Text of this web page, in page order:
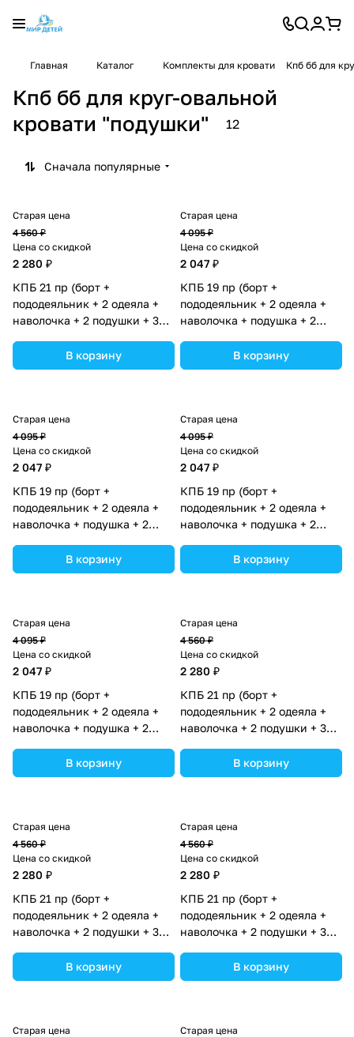
Главная Каталог Комплекты для кровати Кпб бб для
Кпб бб для круг-овальной
кровати "подушки"
12
Сначала популярные
Старая цена
4 560 ₽
Цена со скидкой
2 280 ₽
КПБ 21 пр (борт +
пододеяльник + 2 одеяла +
наволочка + 2 подушки + 3
(№1150-О-1бб_02) цвета в
ассортименте.
В корзину
Старая цена
4 095 ₽
Цена со скидкой
2 047 ₽
КПБ 19 пр (борт +
пододеяльник + 2 одеяла +
наволочка + подушка + 2
(№1149-О-1бб) цвета в
ассортименте.
В корзину
Старая цена
4 095 ₽
Цена со скидкой
2 047 ₽
КПБ 19 пр (борт +
пододеяльник + 2 одеяла +
наволочка + подушка + 2
(№1149-О-1бб_08) цвета в
ассортименте.
В корзину
Старая цена
4 095 ₽
Цена со скидкой
2 047 ₽
КПБ 19 пр (борт +
пододеяльник + 2 одеяла +
наволочка + подушка + 2
(№1149-О-1бб_04) цвета в
ассортименте.
В корзину
Старая цена
4 095 ₽
Цена со скидкой
2 047 ₽
КПБ 19 пр (борт +
пододеяльник + 2 одеяла +
наволочка + подушка + 2
(№1149-О-1бб_02) цвета в
ассортименте.
В корзину
Старая цена
4 560 ₽
Цена со скидкой
2 280 ₽
КПБ 21 пр (борт +
пододеяльник + 2 одеяла +
наволочка + 2 подушки + 3
(№1150-О-1бб_03) цвета в
ассортименте.
В корзину
Старая цена
4 560 ₽
Цена со скидкой
2 280 ₽
КПБ 21 пр (борт +
пододеяльник + 2 одеяла +
наволочка + 2 подушки + 3
(№1150-О-1бб_04) цвета в
ассортименте.
В корзину
Старая цена
4 560 ₽
Цена со скидкой
2 280 ₽
КПБ 21 пр (борт +
пододеяльник + 2 одеяла +
наволочка + 2 подушки + 3
(№1150-О-1бб) цвета в
ассортименте.
В корзину
Старая цена
Старая цена